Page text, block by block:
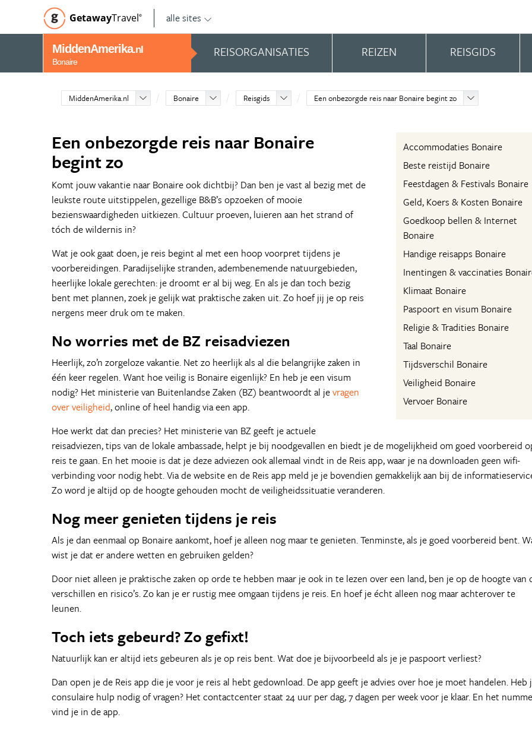
GetawayTravel© alle sites
MiddenAmerika.nl
Bonaire
REISORGANISATIES REIZEN REISGIDS
MiddenAmerika.nl Bonaire Reisgids Een onbezorgde reis naar Bonaire begint zo
Accommodaties Bonaire
Beste reistijd Bonaire
Feestdagen & Festivals Bonaire
Geld, Koers & Kosten Bonaire
Goedkoop bellen & Internet
Bonaire
Handige reisapps Bonaire
Inentingen & vaccinaties
Klimaat Bonaire
Paspoort en visum Bonaire
Religie & Tradities Bonaire
Taal Bonaire
Tijdsverschil Bonaire
Veiligheid Bonaire
Vervoer Bonaire
Een onbezorgde reis naar Bonaire
begint zo
Komt jouw vakantie naar Bonaire ook dichtbij? Dan ben je vast al bezig met de
leukste route uitstippelen, gezellige B&B’s opzoeken of mooie
bezienswaardigheden uitkiezen. Cultuur proeven, luieren aan het strand of
tóch de wildernis in?
Wat je ook gaat doen, je reis begint al met een hoop voorpret tijdens je
voorbereidingen. Paradijselijke stranden, adembenemende natuurgebieden,
heerlijke lokale gerechten: je droomt er al bij weg. En als je dan toch bezig
bent met plannen, zoek je gelijk wat praktische zaken uit. Zo hoef jij je op reis
nergens meer druk om te maken.
No worries met de BZ reisadviezen
Heerlijk, zo’n zorgeloze vakantie. Net zo heerlijk als al die belangrijke zaken in
één keer regelen. Want hoe veilig is Bonaire eigenlijk? En heb je een visum
nodig? Het ministerie van Buitenlandse Zaken (BZ) beantwoordt al jevragen
over veiligheid, online of heel handig via een app.
Hoe werkt dat dan precies? Het ministerie van BZ geeft je actuele
reisadviezen, tips van de lokale ambassade, helpt je bij noodgevallen en biedt je de mogelijkheid om goed voorbereid
reis te gaan. En het mooie is dat je deze adviezen ook allemaal vindt in de Reis app, waar je na downloaden geen wifi-
verbinding voor nodig hebt. Via de website en de Reis app meld je je bovendien gemakkelijk aan bij de
Zo word je altijd op de hoogte gehouden mocht de veiligheidssituatie veranderen.
Nog meer genieten tijdens je reis
Als je dan eenmaal op Bonaire aankomt, hoef je alleen nog maar te genieten. Tenminste, als je goed voorbereid bent.
wist je dat er andere wetten en gebruiken gelden?
Door niet alleen je praktische zaken op orde te hebben maar je ook in te lezen over een land, ben je op de hoogte van
verschillen en risico’s. Zo kan je er rustig mee omgaan tijdens je reis. En hoef je écht alleen nog maar achterover te
leunen.
Toch iets gebeurd? Zo gefixt!
Natuurlijk kan er altijd iets gebeuren als je op reis bent. Wat doe je bijvoorbeeld als je je paspoort verliest?
Dan open je de Reis app die je voor je reis al hebt gedownload. De app geeft je advies over hoe je moet handelen. Heb
consulaire hulp nodig of vragen? Het contactcenter staat 24 uur per dag, 7 dagen per week voor je klaar. En het
vind je in de app.